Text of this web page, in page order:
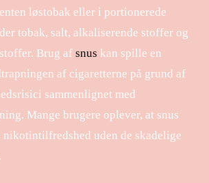
løstobak eller i portionerede
tobak, salt, alkaliserende stoffer og
Brug af snus kan spille en
af cigaretterne på grund af
sammenlignet med
Mange brugere oplever, at snus
nikotintilfredshed uden de skadelige